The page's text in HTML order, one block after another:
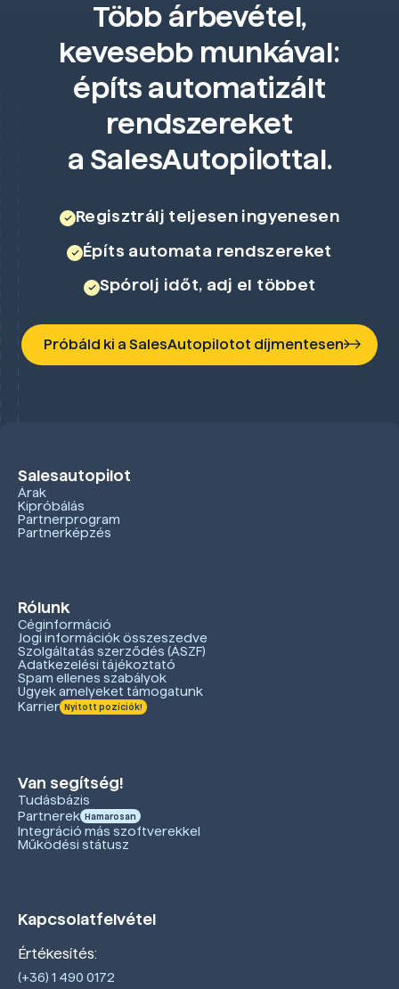
Több árbevétel,
kevesebb munkával:
építs automatizált
rendszereket
a SalesAutopilottal.
Regisztrálj teljesen ingyenesen
Építs automata rendszereket
Spórolj időt, adj el többet
Próbáld ki a SalesAutopilotot díjmentesen
Salesautopilot
Árak
Kipróbálás
Partnerprogram
Partnerképzés
Rólunk
Céginformáció
Jogi információk összeszedve
Szolgáltatás szerződés (ÁSZF)
Adatkezelési tájékoztató
Spam ellenes szabályok
Ügyek amelyeket támogatunk
Karrier Nyitott pozíciók!
Van segítség!
Tudásbázis
Partnerek Hamarosan
Integráció más szoftverekkel
Működési státusz
Kapcsolatfelvétel
Értékesítés:
(+36) 1 490 0172